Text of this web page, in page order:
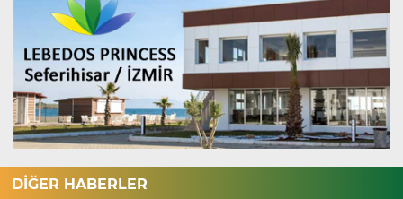
DİĞER HABERLER